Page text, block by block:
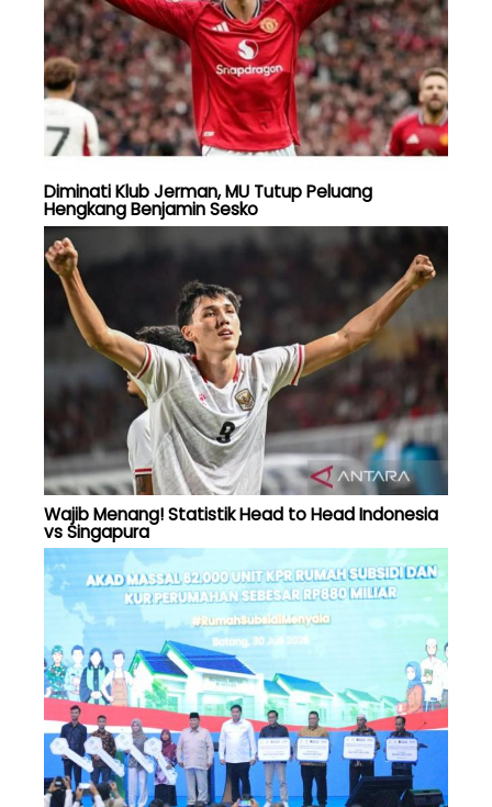
Diminati Klub Jerman, MU Tutup Peluang
Hengkang Benjamin Sesko
Wajib Menang! Statistik Head to Head Indonesia
vs Singapura